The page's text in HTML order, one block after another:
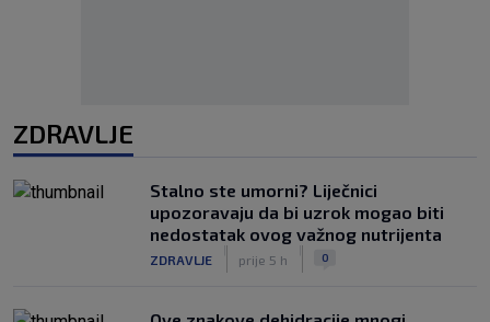
ZDRAVLJE
Stalno ste umorni? Liječnici
upozoravaju da bi uzrok mogao biti
nedostatak ovog važnog nutrijenta
ZDRAVLJE prije 5 h 0